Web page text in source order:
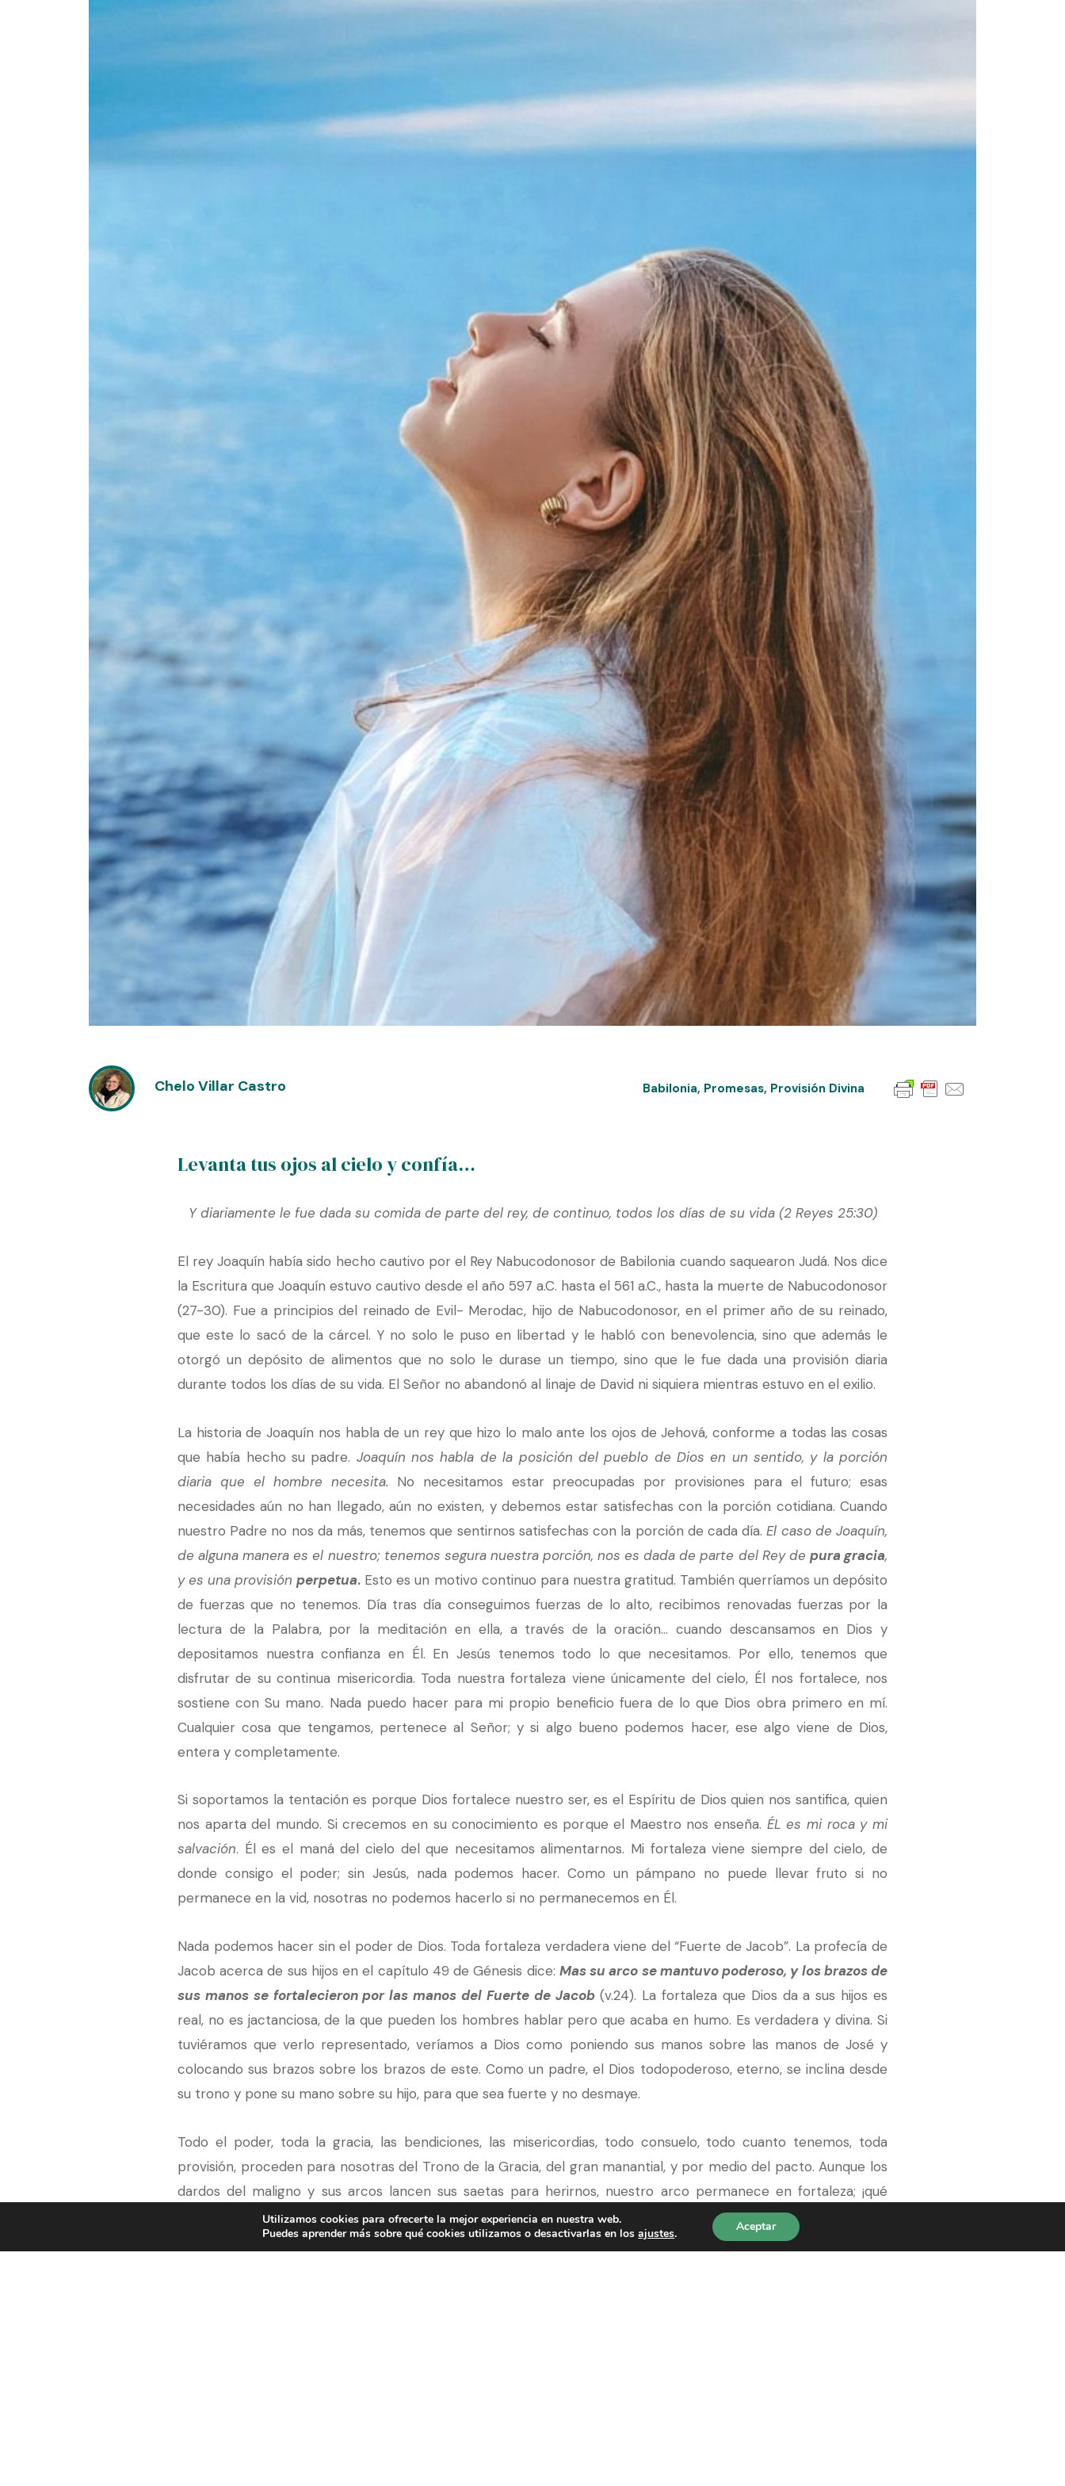
Chelo Villar Castro Babilonia, Promesas, Provisión Divina
Levanta tus ojos al cielo y confía…
Y diariamente le fue dada su comida de parte del rey, de continuo, todos los días de su vida (2 Reyes 25:30)
El rey Joaquín había sido hecho cautivo por el Rey Nabucodonosor de Babilonia cuando saquearon Judá. Nos dice
la Escritura que Joaquín estuvo cautivo desde el año 597 a.C. hasta el 561 a.C., hasta la muerte de Nabucodonosor
(27-30). Fue a principios del reinado de Evil- Merodac, hijo de Nabucodonosor, en el primer año de su reinado,
que este lo sacó de la cárcel. Y no solo le puso en libertad y le habló con benevolencia, sino que además le
otorgó un depósito de alimentos que no solo le durase un tiempo, sino que le fue dada una provisión diaria
durante todos los días de su vida. El Señor no abandonó al linaje de David ni siquiera mientras estuvo en el exilio.
La historia de Joaquín nos habla de un rey que hizo lo malo ante los ojos de Jehová, conforme a todas las cosas
que había hecho su padre. Joaquín nos habla de la posición del pueblo de Dios en un sentido, y la porción
diaria que el hombre necesita. No necesitamos estar preocupadas por provisiones para el futuro; esas
necesidades aún no han llegado, aún no existen, y debemos estar satisfechas con la porción cotidiana. Cuando
nuestro Padre no nos da más, tenemos que sentirnos satisfechas con la porción de cada día.El caso de Joaquín,
de alguna manera es el nuestro; tenemos segura nuestra porción, nos es dada de parte del Rey de pura gracia,
y es una provisiónperpetua. Esto es un motivo continuo para nuestra gratitud. También querríamos un depósito
de fuerzas que no tenemos. Día tras día conseguimos fuerzas de lo alto, recibimos renovadas fuerzas por la
lectura de la Palabra, por la meditación en ella, a través de la oración… cuando descansamos en Dios y
depositamos nuestra confianza en Él. En Jesús tenemos todo lo que necesitamos. Por ello, tenemos que
disfrutar de su continua misericordia. Toda nuestra fortaleza viene únicamente del cielo, Él nos fortalece, nos
sostiene con Su mano. Nada puedo hacer para mi propio beneficio fuera de lo que Dios obra primero en mí.
Cualquier cosa que tengamos, pertenece al Señor; y si algo bueno podemos hacer, ese algo viene de Dios,
entera y completamente.
Si soportamos la tentación es porque Dios fortalece nuestro ser, es el Espíritu de Dios quien nos santifica, quien
nos aparta del mundo. Si crecemos en su conocimiento es porque el Maestro nos enseña. ÉL es mi roca y mi
salvación. Él es el maná del cielo del que necesitamos alimentarnos. Mi fortaleza viene siempre del cielo, de
donde consigo el poder; sin Jesús, nada podemos hacer. Como un pámpano no puede llevar fruto si no
permanece en la vid, nosotras no podemos hacerlo si no permanecemos en Él.
Nada podemos hacer sin el poder de Dios. Toda fortaleza verdadera viene del “Fuerte de Jacob”. La profecía de
Jacob acerca de sus hijos en el capítulo 49 de Génesis dice: Mas su arco se mantuvo poderoso, y los brazos de
sus manos se fortalecieron por las manos del Fuerte de Jacob(v.24). La fortaleza que Dios da a sus hijos es
real, no es jactanciosa, de la que pueden los hombres hablar pero que acaba en humo. Es verdadera y divina. Si
tuviéramos que verlo representado, veríamos a Dios como poniendo sus manos sobre las manos de José y
colocando sus brazos sobre los brazos de este. Como un padre, el Dios todopoderoso, eterno, se inclina desde
su trono y pone su mano sobre su hijo, para que sea fuerte y no desmaye.
Todo el poder, toda la gracia, las bendiciones, las misericordias, todo consuelo, todo cuanto tenemos, toda
provisión, proceden para nosotras del Trono de la Gracia, del gran manantial, y por medio del pacto. Aunque los
dardos del maligno y sus arcos lancen sus saetas para herirnos, nuestro arco permanece en fortaleza; ¡qué
maravillosa esperanza! cuánto cuidado y amor. Levanta tus ojos al cielo y confía en la promesa que es para todo
“No te desampararé ni te dejaré”.
Utilizamos cookies para ofrecerte la mejor experiencia en nuestra web.
Puedes aprender más sobre qué cookies utilizamos o desactivarlas en losajustes. Aceptar